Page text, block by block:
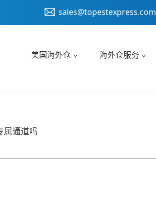
sales@topestexpress.com
美国海外仓 海外仓服务
属通道吗